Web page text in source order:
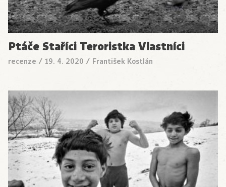
Ptáče Staříci Teroristka Vlastníci
recenze / 19. 4. 2020 / František Kostlán